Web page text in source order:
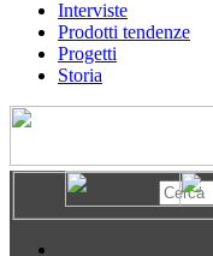
Interviste
Prodotti tendenze
Progetti
Storia